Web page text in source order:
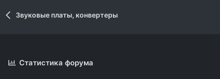
Звуковые платы, конвертеры
Статистика форума